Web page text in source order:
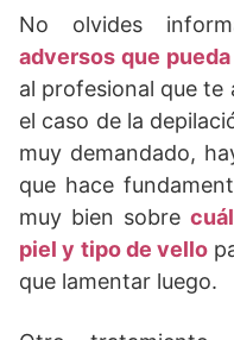
No olvides
adversos que
al profesional que te
el caso de la
muy demandado,
que hace
muy bien sobre
piel y tipo de vello
que lamentar luego.